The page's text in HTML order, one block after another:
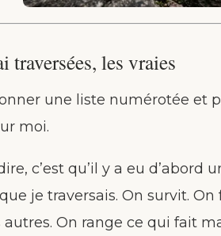
traversées, les vraies
une liste numérotée et
moi.
c’est qu’il y a eu d’abord
je traversais. On survit.
autres. On range ce qui fait